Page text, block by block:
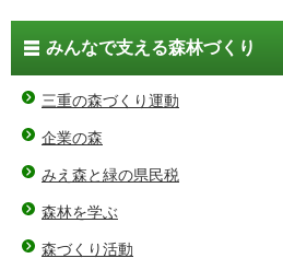
みんなで支える森林づくり
三重の森づくり運動
企業の森
みえ森と緑の県民税
森林を学ぶ
森づくり活動